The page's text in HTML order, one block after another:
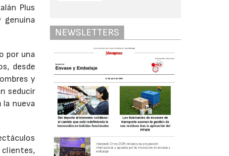
Plus
por una
desde
y
seducir
la nueva
NEWSLETTERS